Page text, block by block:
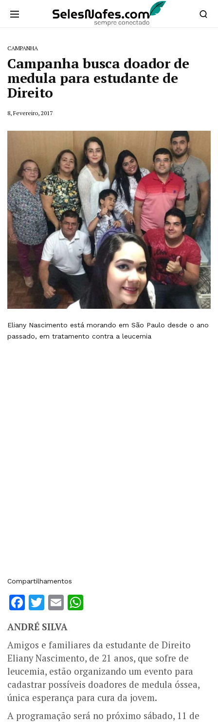
CAMPANHA
Campanha busca doador de
medula para estudante de
Direito
8, Fevereiro, 2017
Eliany Nascimento está morando em São Paulo desde o ano
passado, em tratamento contra a leucemia
Compartilhamentos
Facebook
Twitter
Email
ANDRÉ SILVA
Amigos e familiares da estudante de Direito
Eliany Nascimento, de 21 anos, que sofre de
leucemia, estão organizando um evento para
cadastrar possíveis doadores de medula óssea,
única esperança para cura da jovem.
A programação será no próximo sábado, 11 de